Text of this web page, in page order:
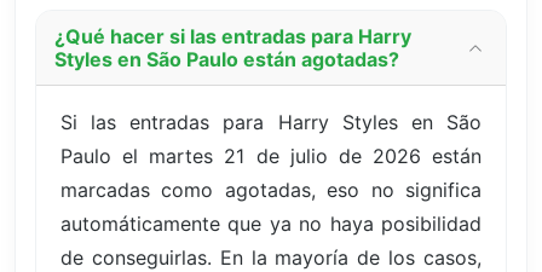
¿Qué hacer si las entradas para Harry
Styles en São Paulo están agotadas?
Si las entradas para Harry Styles en São
Paulo el martes 21 de julio de 2026 están
marcadas como agotadas, eso no significa
automáticamente que ya no haya posibilidad
de conseguirlas. En la mayoría de los casos,